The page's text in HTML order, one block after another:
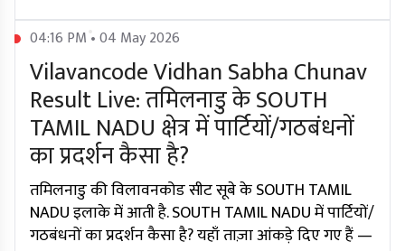
04:16 PM • 04 May 2026
Vilavancode Vidhan Sabha Chunav
Result Live: तमिलनाडु के SOUTH
TAMIL NADU क्षेत्र में पार्टियों/गठबंधनों
का प्रदर्शन कैसा है?
तमिलनाडु की विलावनकोड सीट सूबे के SOUTH TAMIL
NADU इलाके में आती है. SOUTH TAMIL NADU में पार्टियों/
गठबंधनों का प्रदर्शन कैसा है? यहाँ ताज़ा आंकड़े दिए गए हैं —